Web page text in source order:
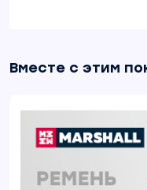
Вместе с этим